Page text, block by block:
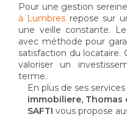
Pour une gestion
à Lumbres repose sur
une veille constante.
avec méthode pour
satisfaction du locataire.
valoriser un
terme.
En plus de ses services
immobiliere,
SAFTI vous propose